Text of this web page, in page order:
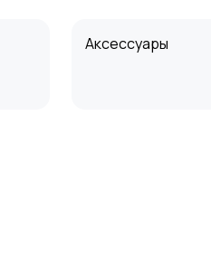
Аксессуары